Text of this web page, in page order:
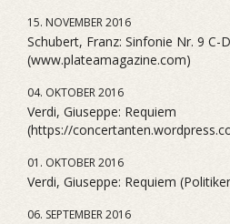
15. NOVEMBER 2016
Schubert, Franz: Sinfonie Nr. 9 C-
(www.plateamagazine.com)
04. OKTOBER 2016
Verdi, Giuseppe: Requiem
(https://
01. OKTOBER 2016
Verdi, Giuseppe: Requiem
06. SEPTEMBER 2016